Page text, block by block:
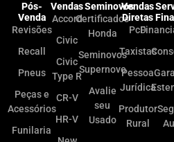
Pós-
Venda
Revisões
Recall
Pneus
Peças e
Acessórios
Funilaria
Vendas
Accord
Civic
Civic
Type R
CR-V
HR-V
Seminovos
Certificados
Honda
Seminovos
Supernovo
Avalie
seu
Usado
Vendas
Diretas
PcD
Taxistas
Pessoa
Jurídica
Produtor
Rural